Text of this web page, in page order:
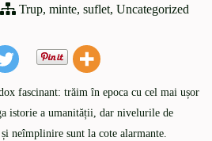
Trup, minte, suflet, Uncategorized
fascinant: trăim în epoca cu cel mai ușor
istorie a umanității, dar nivelurile de
neîmplinire sunt la cote alarmante.